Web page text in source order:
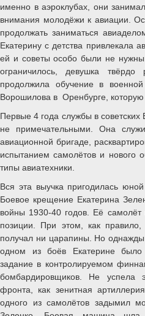
именно в аэроклубах, они
внимания молодёжи к авиации.
продолжать заниматься
Екатерину с детства привлекала
ей и советы особо были не
ограничилось, девушка
продолжила обучение в
Ворошилова в Оренбурге, которую
Первые 4 года службы в
не примечательными. Она
авиационной бригаде,
испытанием самолётов и нового
типы авиатехники.
Вся эта выучка пригодилась
Боевое крещение Екатерина
войны 1930-40 годов. Её самолёт
позиции. При этом, как
получал ни царапины. Но
одном из боёв Екатерине было
задание в контролируемом
бомбардировщиков. Не успела
фронта, как зенитная
одного из самолётов задымил